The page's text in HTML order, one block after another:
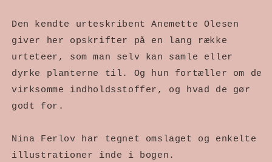
Den kendte urteskribent Anemette Olesen
giver her opskrifter på en lang række
urteteer, som man selv kan samle eller
dyrke planterne til. Og hun fortæller om de
virksomme indholdsstoffer, og hvad de gør
godt for.
Nina Ferlov har tegnet omslaget og enkelte
illustrationer inde i bogen.